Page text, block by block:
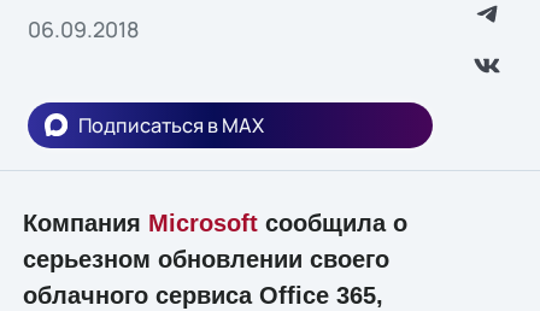
06.09.2018
Подписаться в MAX
Компания Microsoftсообщила о
серьезном обновлении своего
облачного сервиса Office 365,